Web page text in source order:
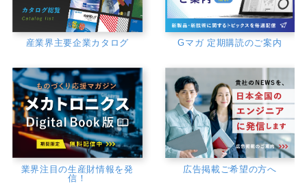
産業界主要企業カタログ Gマガ 定期購読のご案内
業界注目の生産財情報を発
信！
広告掲載ご希望の方へ